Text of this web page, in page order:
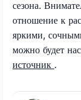
сезона.
отношение к
яркими,
можно будет
источник .